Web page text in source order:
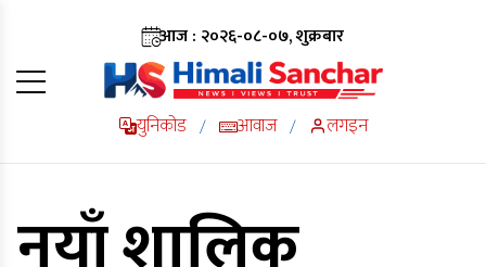
आज : २०२६-०८-०७, शुक्रबार
युनिकोड / आवाज / लगइन